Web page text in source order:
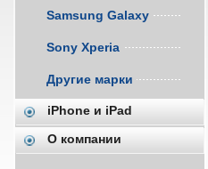
Samsung Galaxy
Sony Xperia
Другие марки
iPhone и iPad
О компании